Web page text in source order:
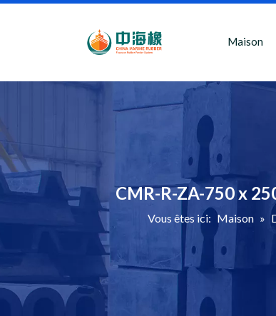
Maison
CMR-R-ZA-750 x
Vous êtes ici: Maison »